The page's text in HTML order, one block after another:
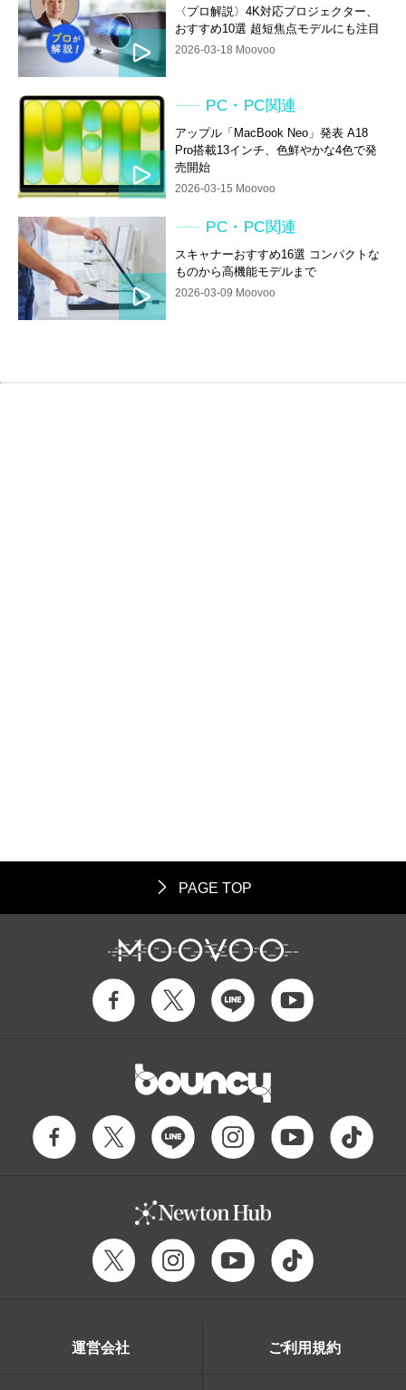
〈プロ解説〉4K対応プロジェクター、
おすすめ10選 超短焦点モデルにも注目
2026-03-18 Moovoo
PC・PC関連
アップル「MacBook Neo」発表 A18
Pro搭載13インチ、色鮮やかな4色で発
売開始
2026-03-15 Moovoo
PC・PC関連
スキャナーおすすめ16選 コンパクトな
ものから高機能モデルまで
2026-03-09 Moovoo
PAGE TOP
運営会社 ご利用規約